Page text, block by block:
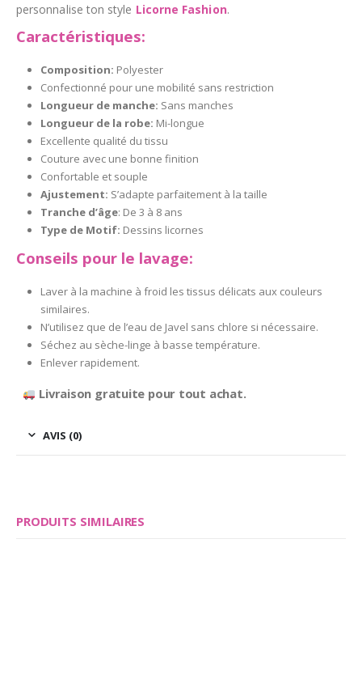
personnalise ton style Licorne Fashion.
Caractéristiques:
Composition: Polyester
Confectionné pour une mobilité sans restriction
Longueur de manche: Sans manches
Longueur de la robe: Mi-longue
Excellente qualité du tissu
Couture avec une bonne finition
Confortable et souple
Ajustement: S’adapte parfaitement à la taille
Tranche d’âge: De 3 à 8 ans
Type de Motif: Dessins licornes
Conseils pour le lavage:
Laver à la machine à froid les tissus délicats aux couleurs
similaires.
N’utilisez que de l’eau de Javel sans chlore si nécessaire.
Séchez au sèche-linge à basse température.
Enlever rapidement.
Livraison gratuite pour tout achat.
AVIS (0)
PRODUITS SIMILAIRES